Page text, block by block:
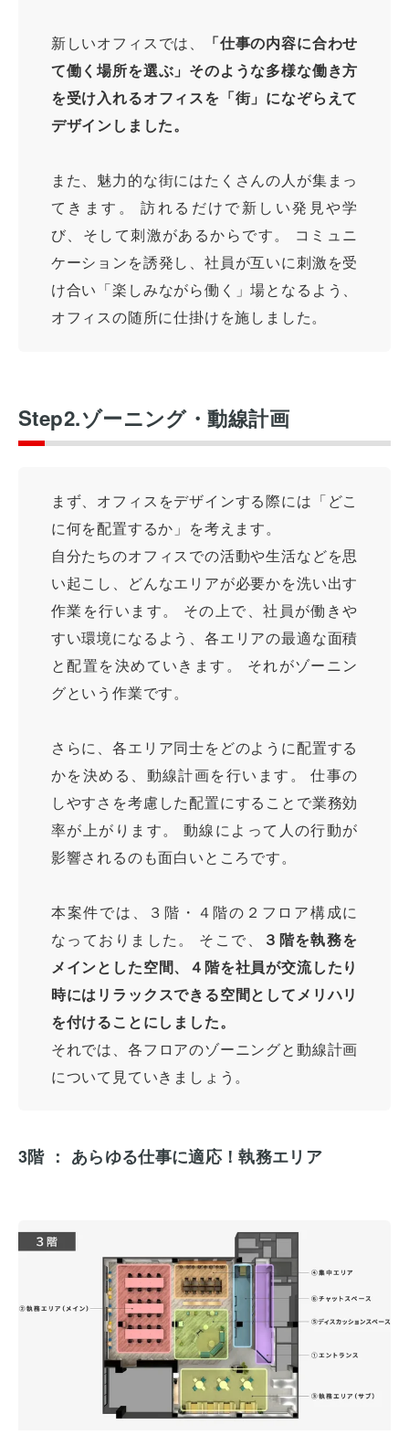
新しいオフィスでは、
「仕事の内容に合わせ
て働く場所を選ぶ」そのような多様な働き方
を受け入れるオフィスを「街」になぞらえて
デザインしました。
また、魅力的な街にはたくさんの人が集まっ
てきます。 訪れるだけで新しい発見や学
び、そして刺激があるからです。 コミュニ
ケーションを誘発し、社員が互いに刺激を受
け合い「楽しみながら働く」場となるよう、
オフィスの随所に仕掛けを施しました。
Step2.ゾーニング・動線計画
まず、オフィスをデザインする際には「どこ
に何を配置するか」を考えます。
自分たちのオフィスでの活動や生活などを思
い起こし、どんなエリアが必要かを洗い出す
作業を行います。 その上で、社員が働きや
すい環境になるよう、各エリアの最適な面積
と配置を決めていきます。 それがゾーニン
グという作業です。
さらに、各エリア同士をどのように配置する
かを決める、動線計画を行います。 仕事の
しやすさを考慮した配置にすることで業務効
率が上がります。 動線によって人の行動が
影響されるのも面白いところです。
本案件では、３階・４階の２フロア構成に
なっておりました。 そこで、
３階を執務を
メインとした空間、４階を社員が交流したり
時にはリラックスできる空間としてメリハリ
を付けることにしました。
それでは、各フロアのゾーニングと動線計画
について見ていきましょう。
3階 ： あらゆる仕事に適応！執務エリア